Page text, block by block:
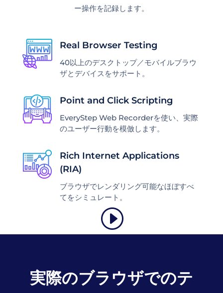
ー操作を記録します。
Real Browser Testing
40以上のデスクトップ／モバイルブラウ
ザとデバイスをサポート。
Point and Click Scripting
EveryStep Web Recorderを使い、実際
のユーザー行動を模倣します。
Rich Internet Applications
(RIA)
ブラウザでレンダリング可能なほぼすべ
てをシミュレート。
実際のブラウザでのテ